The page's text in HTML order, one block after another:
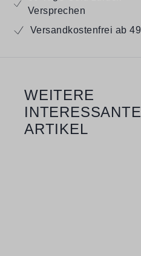
Versprechen
Versandkostenfrei ab
Produktgalerie überspringen
WEITERE
INTERESSANTE
ARTIKEL